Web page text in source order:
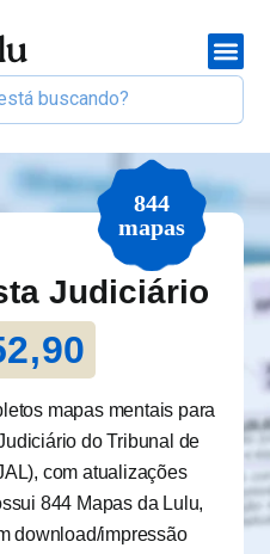
844
mapas
Judiciário
mapas mentais para
do Tribunal de
com atualizações
844 Mapas da Lulu,
download/impressão